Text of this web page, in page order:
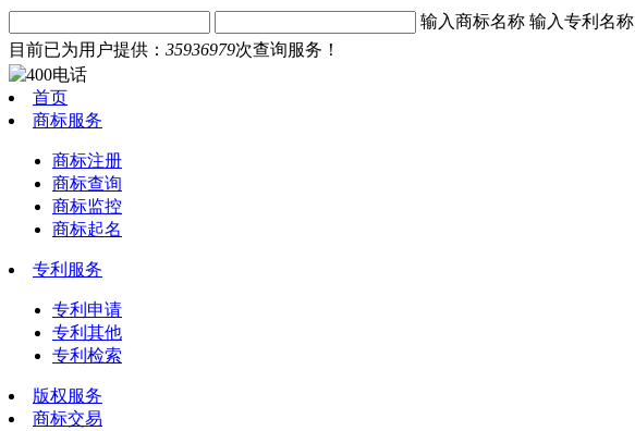
输入商标名称 输入专利名称
目前已为用户提供： 35936979次查询服务！
首页
商标服务
商标注册
商标查询
商标监控
商标起名
专利服务
专利申请
专利其他
专利检索
版权服务
商标交易